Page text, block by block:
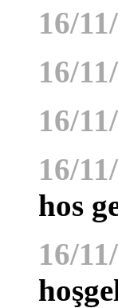
16/
16/
16/
16/
hos
16/